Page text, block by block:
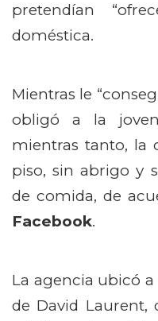
pretendían
doméstica.
Mientras le
obligó a la
mientras tanto, la
piso, sin abrigo y
de comida, de
Facebook.
La agencia ubicó a
de David